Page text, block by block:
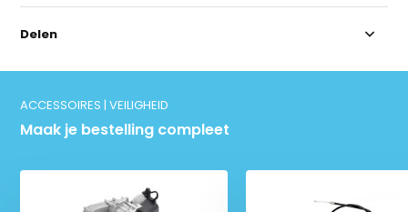
Delen
ACCESSOIRES | VEILIGHEID
Maak je bestelling compleet